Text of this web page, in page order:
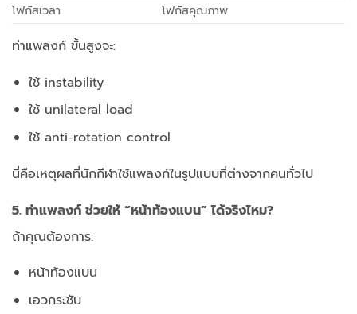
โฟกัสเวลา
โฟกัสคุณภาพ
ท่าแพลงก์ ขั้นสูงจะ:
ใช้ instability
ใช้ unilateral load
ใช้ anti-rotation control
นี่คือเหตุผลที่นักกีฬาใช้แพลงก์ในรูปแบบที่ต่างจากคนทั่วไป
5. ท่าแพลงก์ ช่วยให้ “หน้าท้องแบน” ได้จริงไหม?
ถ้าคุณต้องการ:
หน้าท้องแบน
เอวกระชับ